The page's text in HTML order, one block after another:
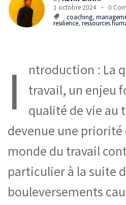
1 octobre 2024
0
: coaching,
resilience, ressources
I
ntroduction : La
travail, un enjeu
qualité de vie au
devenue une priorité
monde du travail
particulier à la suite
bouleversements